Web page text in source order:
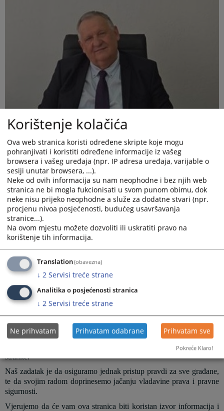
Cilj ove stranice je da vam omogući pravovremene, tačne i
transparentne informacije o radu suda, njegovim nadležnostima,
organizaciji i uslugama koje pružamo građanima i pravnim
subjektima. Svjesni važnosti povjerenja javnosti u pravosudne
institucije, posvećeni smo zakonitom, nepristrasnom i efikasnom
postupanju u svim predmetima, uz poštivanje dostojanstva svake
stranke.
Naš zadatak je da osiguramo jednak pristup pravdi za sve građane,
te da svojim radom doprinesemo jačanju vladavine prava i pravne
sigurnosti.
Vjerujemo da će vam ova stranica biti koristan izvor informacija i
Korištenje kolačića
Ova web stranica koristi određene skripte koje mogu
pohranjivati i koristiti određene informacije iz vašeg
browsera i vašeg uređaja (npr. IP adresa uređaja, varijable o
sesiji unutar browsera, ...).
Neke od ovih informacija su nam neophodne i bez njih web
stranica ne bi mogla fukcionisati u svom punom obimu, dok
neke nisu prijeko neophodne a služe za dodatne stvari (npr.
procjenu nivoa posjećenosti, budućeg usavršavanja
stranice...).
Na ovom mjestu možete dozvoliti ili uskratiti pravo na
korištenje tih informacija.
Translation(obavezna)
↓ 2 Servisi treće strane
Analitika o posjećenosti stranica
↓ 2 Servisi treće strane
Ne prihvatam Prihvatam odabrane Prihvatam sve
Pokreće Klaro!